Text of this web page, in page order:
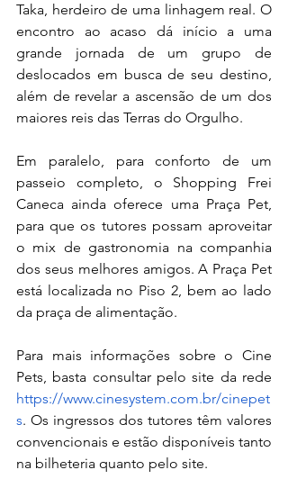
Taka, herdeiro de uma linhagem real. O
encontro ao acaso dá início a uma
grande jornada de um grupo de
deslocados em busca de seu destino,
além de revelar a ascensão de um dos
maiores reis das Terras do Orgulho.
Em paralelo, para conforto de um
passeio completo, o Shopping Frei
Caneca ainda oferece uma Praça Pet,
para que os tutores possam aproveitar
o mix de gastronomia na companhia
dos seus melhores amigos. A Praça Pet
está localizada no Piso 2, bem ao lado
da praça de alimentação.
Para mais informações sobre o Cine
https://www.cinesystem.com.br/cinepet
s. Os ingressos dos tutores têm valores
convencionais e estão disponíveis tanto
na bilheteria quanto pelo site.